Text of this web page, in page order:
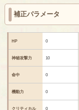
補正パラメータ
HP 0
神秘攻撃力 10
命中 0
機動力 0
クリティカル 0